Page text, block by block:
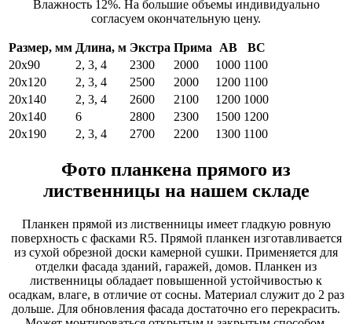
Влажность 12%. На большие объемы индивидуально
согласуем окончательную цену.
Размер, мм Длина, м Экстра Прима АВ
ВС
20х90
2, 3, 4 2300 2000 1000 1100
20х120
2, 3, 4 2500 2000 1200 1100
20х140
2, 3, 4 2600 2100 1200 1000
20х140
6 2800 2300 1500 1200
20х190
2, 3, 4 2700 2200 1300 1100
Фото планкена прямого из
лиственницы на нашем складе
Планкен прямой из лиственницы имеет гладкую ровную
поверхность с фасками R5. Прямой планкен изготавливается
из сухой обрезной доски камерной сушки. Применяется для
отделки фасада зданий, гаражей, домов. Планкен из
лиственницы обладает повышенной устойчивостью к
осадкам, влаге, в отличие от сосны. Материал служит до 2 раз
дольше. Для обновления фасада достаточно его перекрасить.